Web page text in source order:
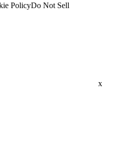
PolicyDo Not Sell
x